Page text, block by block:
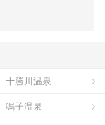
十勝川温泉
鳴子温泉